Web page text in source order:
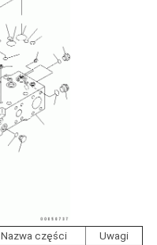
Nazwa części
Uwagi